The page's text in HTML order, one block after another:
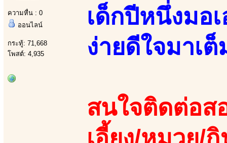
ความหื่น : 0
ออนไลน์
กระทู้: 71,668
โพสต์: 4,935
เด็กปีหนึ่งมอ
ง่ายดีใจมาเ
สนใจติดต่อส